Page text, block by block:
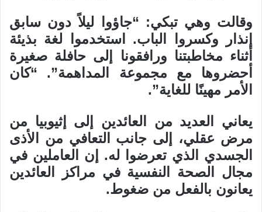
وقالت وهي تبكي: “جاؤوا ليلاً دون سابق
إنذار وكسروا الباب. استخدموا لغة بذيئة
أثناء مخاطبتنا ورافقونا إلى حافلة صغيرة
أحضروها مع مجموعة المداهمة”. “كان
الأمر مهينًا للغاية”.
يعاني العديد من العائدين إلى إثيوبيا من
مرض عقلي، إلى جانب التعافي من الأذى
الجسدي الذي تعرضوا له. إن العاملين في
مجال الصحة النفسية في مراكز العائدين
يعانون بالفعل من ضغوط.